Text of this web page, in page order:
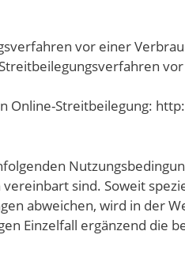
vor einer
Online-Streitbeilegung:
sind. Soweit
abweichen, wird in der
Einzelfall ergänzend die